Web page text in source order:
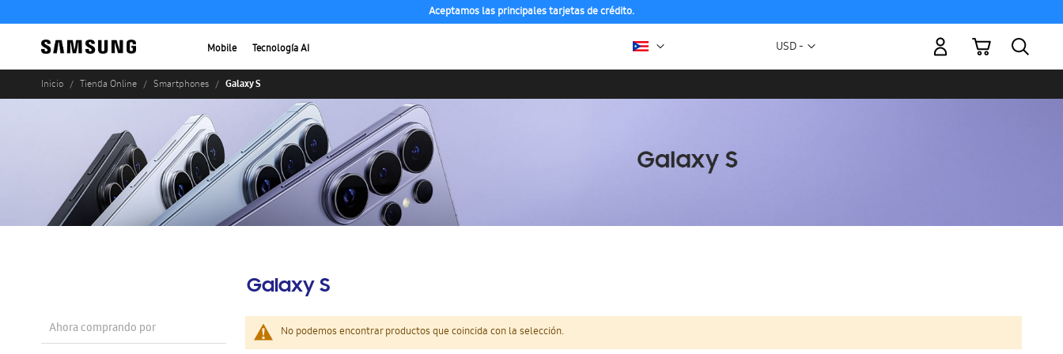
Aceptamos las principales tarjetas de crédito.
Mobile Tecnología AI Moneda
USD -
Mi carrito
Inicio Tienda Online Smartphones Galaxy S
Galaxy S
No podemos encontrar productos que coincida con la selección.
Ahora comprando por